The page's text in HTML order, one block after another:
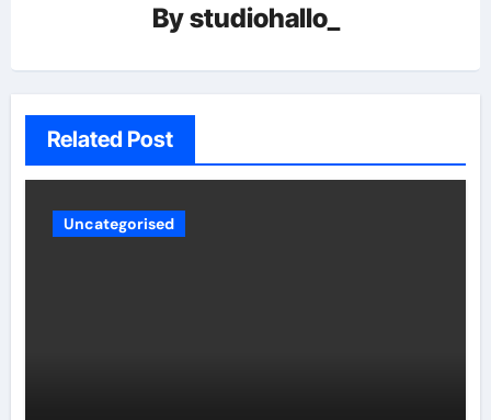
Bystudiohallo_
Related Post
Uncategorised